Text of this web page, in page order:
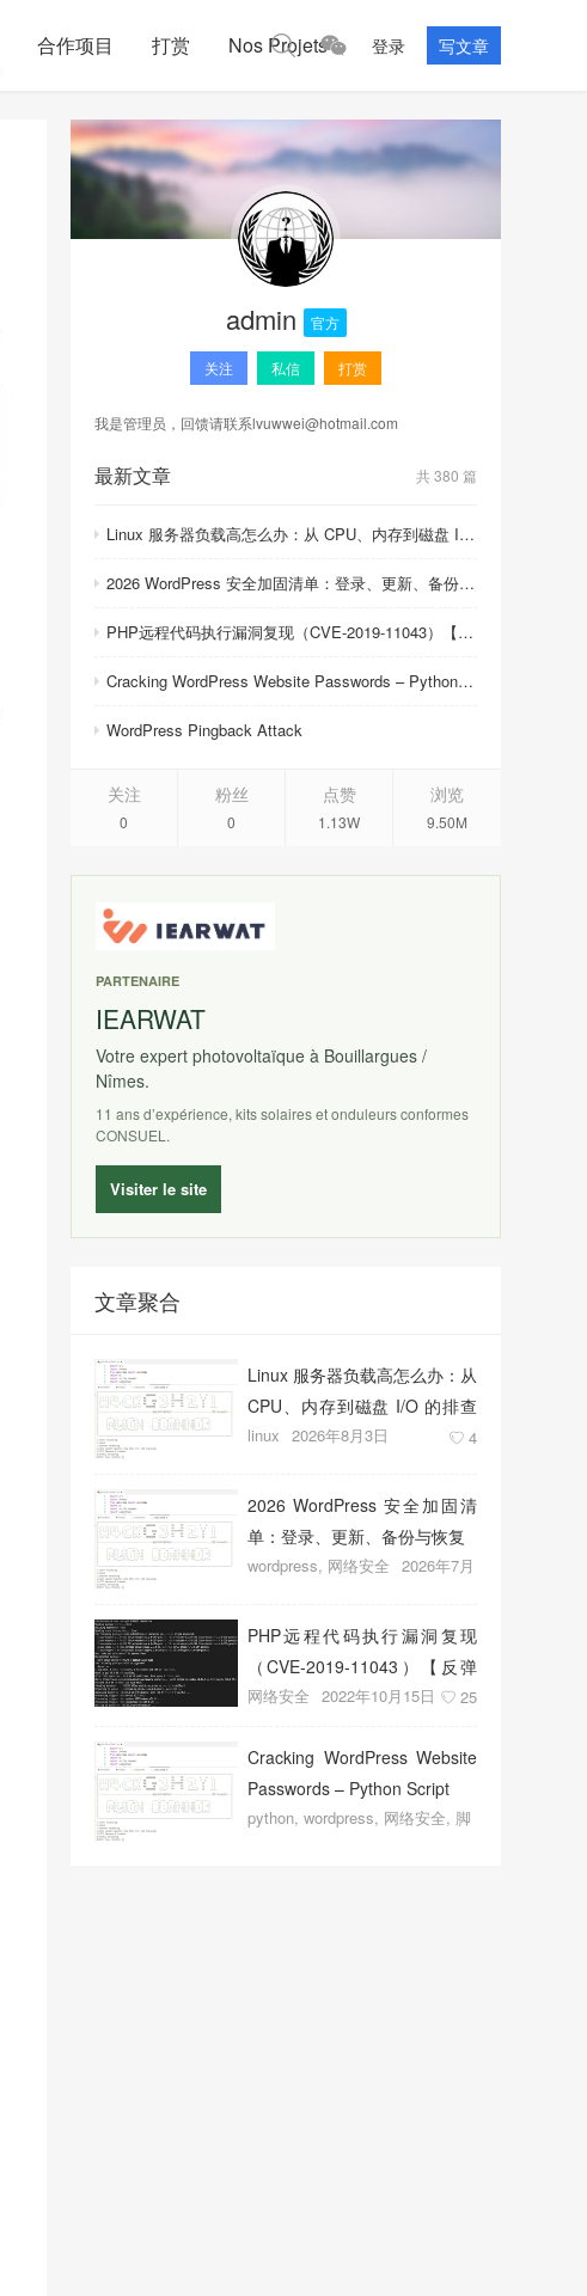
合作项目 打赏 Nos Projets 登录 写文章
admin 官方
关注 私信 打赏
我是管理员，回馈请联系lvuwwei@hotmail.com
最新文章 共 380 篇
Linux 服务器负载高怎么办：从 CPU、内存到磁盘 I/O 的排查顺序
2026 WordPress 安全加固清单：登录、更新、备份与恢复
PHP远程代码执行漏洞复现（CVE-2019-11043）【反弹shell成功】
Cracking WordPress Website Passwords – Python Script
WordPress Pingback Attack
关注
0
粉丝
0
点赞
1.13W
浏览
9.50M
PARTENAIRE
IEARWAT
Votre expert photovoltaïque à Bouillargues /
Nîmes.
11 ans d’expérience, kits solaires et onduleurs conformes
CONSUEL.
Visiter le site
文章聚合
Linux 服务器负载高怎么办：从
CPU、内存到磁盘 I/O 的排查
顺序
linux 2026年8月3日 4
2026 WordPress 安全加固清
单：登录、更新、备份与恢复
wordpress, 网络安全 2026年7月
PHP远程代码执行漏洞复现
（CVE-2019-11043）【反弹
shell成功】
网络安全 2022年10月15日 25
Cracking WordPress Website
Passwords – Python Script
python, wordpress, 网络安全, 脚